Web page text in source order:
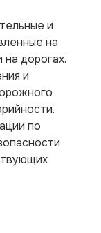
и
на
дорогах.
и
по